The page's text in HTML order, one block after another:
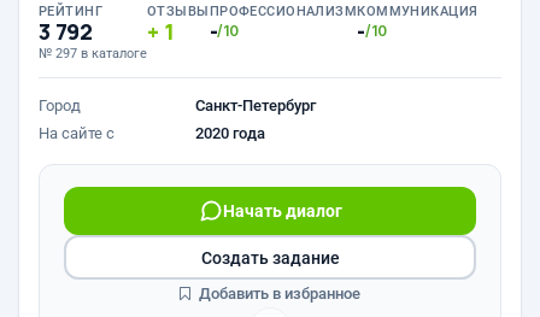
РЕЙТИНГ
3 792
№ 297 в каталоге
ОТЗЫВЫ
1
ПРОФЕССИОНАЛИЗМ
-/10
КОММУНИКАЦИЯ
-/10
Город
Санкт-Петербург
На сайте с
2020 года
Начать диалог
Создать задание
Добавить в избранное